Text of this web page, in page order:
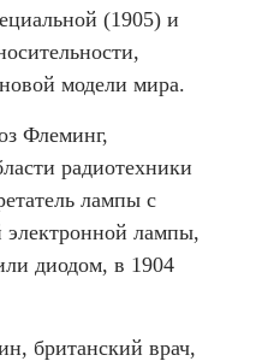
(1905) и
модели мира.
Флеминг,
радиотехники
лампы с
лампы,
диодом, в 1904
британский врач,